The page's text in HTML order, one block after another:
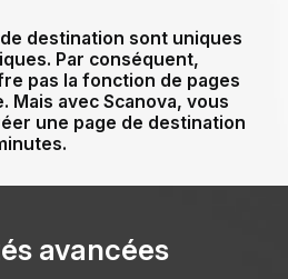
destination sont uniques
Par conséquent,
pas la fonction de pages
Mais avec Scanova, vous
une page de destination
avancées